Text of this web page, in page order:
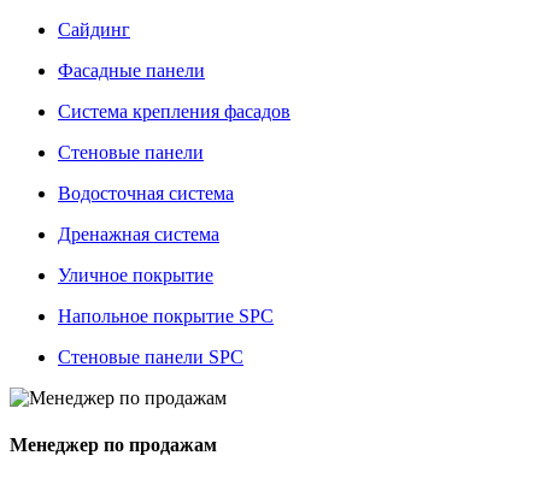
Сайдинг
Фасадные панели
Система крепления фасадов
Стеновые панели
Водосточная система
Дренажная система
Уличное покрытие
Напольное покрытие SPC
Стеновые панели SPC
Менеджер по продажам